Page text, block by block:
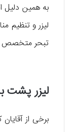
به همین دلیل
لیزر و تنظیم
تبحر متخصص و
لیزر پشت
برخی از